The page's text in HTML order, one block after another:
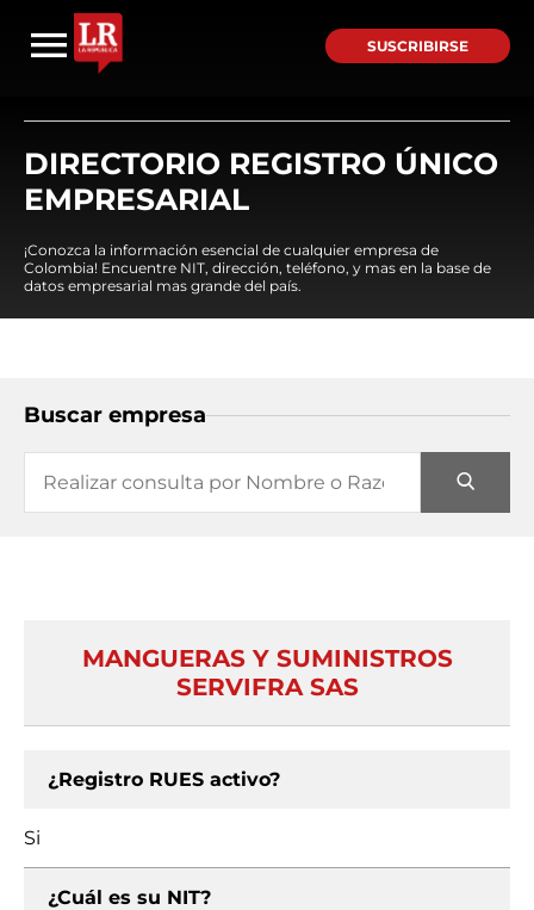
SUSCRIBIRSE
DIRECTORIO REGISTRO ÚNICO
EMPRESARIAL
¡Conozca la información esencial de cualquier empresa de
Colombia! Encuentre NIT, dirección, teléfono, y mas en la base de
datos empresarial mas grande del país.
Buscar empresa
MANGUERAS Y SUMINISTROS
SERVIFRA SAS
¿Registro RUES activo?
Si
¿Cuál es su NIT?